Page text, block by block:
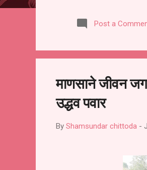
समितीची फेरनिवडणूक घेण्यात
जालना तसेच तालुका शिक्षण
Post a
माणसाने जीवन
उद्धव पवार
By Shamsundar chittoda -